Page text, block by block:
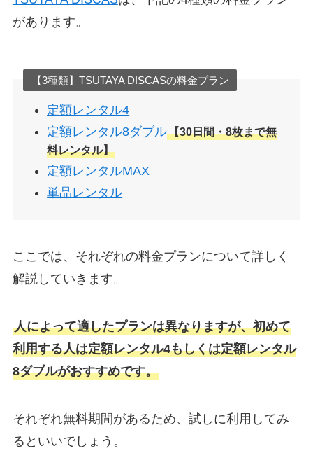
があります。
【3種類】TSUTAYA DISCASの料金プラン
定額レンタル4
定額レンタル8ダブル【30日間・8枚まで無
料レンタル】
定額レンタルMAX
単品レンタル
ここでは、それぞれの料金プランについて詳しく
解説していきます。
人によって適したプランは異なりますが、初めて
利用する人は定額レンタル4もしくは定額レンタル
8ダブルがおすすめです。
それぞれ無料期間があるため、試しに利用してみ
るといいでしょう。